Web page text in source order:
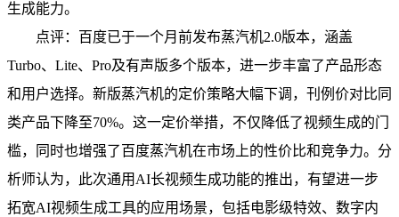
生成能力。
点评：百度已于一个月前发布蒸汽机2.0版本，涵盖
Turbo、Lite、Pro及有声版多个版本，进一步丰富了产品形态
和用户选择。新版蒸汽机的定价策略大幅下调，刊例价对比同
类产品下降至70%。这一定价举措，不仅降低了视频生成的门
槛，同时也增强了百度蒸汽机在市场上的性价比和竞争力。分
析师认为，此次通用AI长视频生成功能的推出，有望进一步
拓宽AI视频生成工具的应用场景，包括电影级特效、数字内